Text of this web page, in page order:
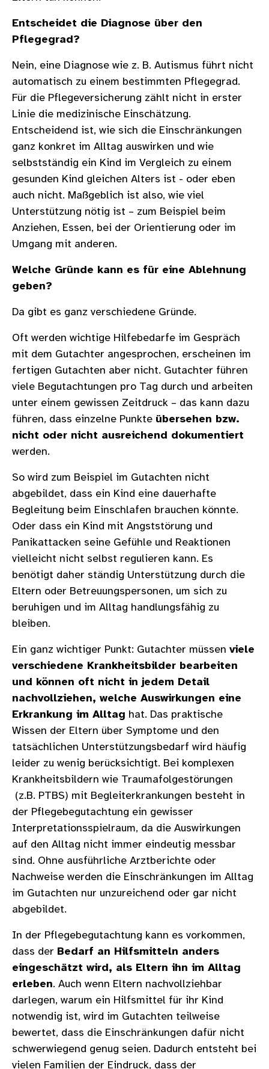
Entscheidet die Diagnose über den
Pflegegrad?
Nein, eine Diagnose wie z. B. Autismus führt nicht
automatisch zu einem bestimmten Pflegegrad.
Für die Pflegeversicherung zählt nicht in erster
Linie die medizinische Einschätzung.
Entscheidend ist, wie sich die Einschränkungen
ganz konkret im Alltag auswirken und wie
selbstständig ein Kind im Vergleich zu einem
gesunden Kind gleichen Alters ist - oder eben
auch nicht. Maßgeblich ist also, wie viel
Unterstützung nötig ist – zum Beispiel beim
Anziehen, Essen, bei der Orientierung oder im
Umgang mit anderen.
Welche Gründe kann es für eine Ablehnung
geben?
Da gibt es ganz verschiedene Gründe.
Oft werden wichtige Hilfebedarfe im Gespräch
mit dem Gutachter angesprochen, erscheinen im
fertigen Gutachten aber nicht. Gutachter führen
viele Begutachtungen pro Tag durch und arbeiten
unter einem gewissen Zeitdruck – das kann dazu
führen, dass einzelne Punkte übersehen bzw.
nicht oder nicht ausreichend dokumentiert
werden.
So wird zum Beispiel im Gutachten nicht
abgebildet, dass ein Kind eine dauerhafte
Begleitung beim Einschlafen brauchen könnte.
Oder dass ein Kind mit Angststörung und
Panikattacken seine Gefühle und Reaktionen
vielleicht nicht selbst regulieren kann. Es
benötigt daher ständig Unterstützung durch die
Eltern oder Betreuungspersonen, um sich zu
beruhigen und im Alltag handlungsfähig zu
bleiben.
Ein ganz wichtiger Punkt: Gutachter müssen viele
verschiedene Krankheitsbilder bearbeiten
und können oft nicht in jedem Detail
nachvollziehen, welche Auswirkungen eine
Erkrankung im Alltag hat. Das praktische
Wissen der Eltern über Symptome und den
tatsächlichen Unterstützungsbedarf wird häufig
leider zu wenig berücksichtigt. Bei komplexen
Krankheitsbildern wie Traumafolgestörungen
(z.B. PTBS) mit Begleiterkrankungen besteht in
der Pflegebegutachtung ein gewisser
Interpretationsspielraum, da die Auswirkungen
auf den Alltag nicht immer eindeutig messbar
sind. Ohne ausführliche Arztberichte oder
Nachweise werden die Einschränkungen im Alltag
im Gutachten nur unzureichend oder gar nicht
abgebildet.
In der Pflegebegutachtung kann es vorkommen,
dass der Bedarf an Hilfsmitteln anders
eingeschätzt wird, als Eltern ihn im Alltag
erleben. Auch wenn Eltern nachvollziehbar
darlegen, warum ein Hilfsmittel für ihr Kind
notwendig ist, wird im Gutachten teilweise
bewertet, dass die Einschränkungen dafür nicht
schwerwiegend genug seien. Dadurch entsteht bei
vielen Familien der Eindruck, dass der